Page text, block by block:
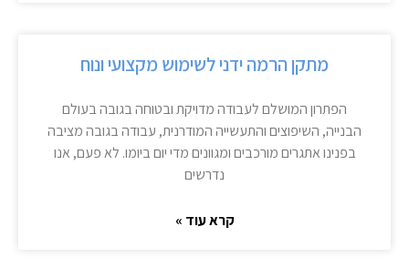
מתקן הרמה ידני לשימוש מקצועי ונוח
הפתרון המושלם לעבודה מדויקת ובטוחה בגובה בעולם
הבנייה, השיפוצים והתעשייה המודרנית, עבודה בגובה מציבה
בפנינו אתגרים מורכבים ומגוונים מדי יום ביומו. לא פעם, אנו
נדרשים
קרא עוד »